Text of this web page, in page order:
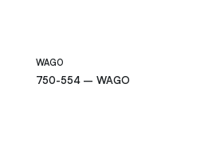
WAGO
750-554 – WAGO